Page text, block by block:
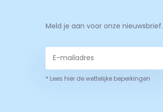
Meld je aan voor onze nieuwsbrief.
* Lees hier de wettelijke beperkingen